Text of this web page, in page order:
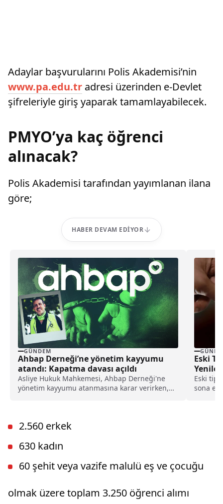
Adaylar başvurularını Polis Akademisi’nin
www.pa.edu.tr adresi üzerinden e-Devlet
şifreleriyle giriş yaparak tamamlayabilecek.
PMYO’ya kaç öğrenci
alınacak?
Polis Akademisi tarafından yayımlanan ilana
göre;
HABER DEVAM EDIYOR
GÜNDEM
Ahbap Derneği’ne yönetim kayyumu
atandı: Kapatma davası açıldı
Asliye Hukuk Mahkemesi, Ahbap Derneği'ne
yönetim kayyumu atanmasına karar verirken,
Eski
Eski tip
sona
2.560 erkek
630 kadın
60 şehit veya vazife malulü eş ve çocuğu
olmak üzere toplam 3.250 öğrenci alımı